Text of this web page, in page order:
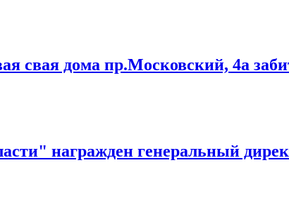
свая дома пр.Московский, 4а
награжден генеральный